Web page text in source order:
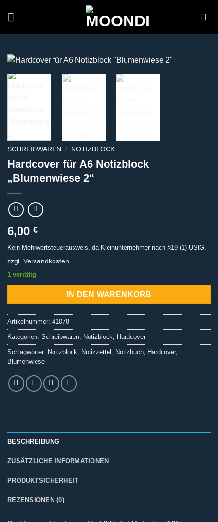
SCHREIBWAREN / NOTIZBLOCK
Hardcover für A6 Notizblock
„Blumenwiese 2“
6,00 €
Kein Mehrwertsteuerausweis, da Kleinunternehmer nach §19 (1) UStG.
zzgl. Versandkosten
1 vorrätig
IN DEN WARENKORB
Artikelnummer: 41078
Kategorien: Schreibwaren Notizblock Hardcover
Schlagwörter: Notizblock Notizzettel Notizbuch Hardcover,
Blumenwiese
BESCHREIBUNG
ZUSÄTZLICHE INFORMATIONEN
PRODUKTSICHERHEIT
REZENSIONEN (0)